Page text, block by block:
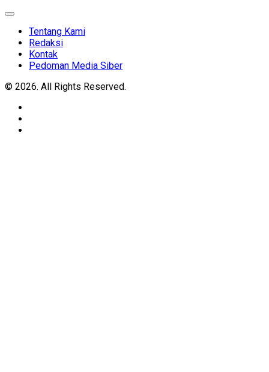
Expand
Tentang Kami
Redaksi
Kontak
Pedoman Media Siber
© 2026. All Rights Reserved.